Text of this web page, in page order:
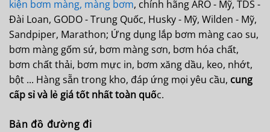
kiện bơm màng, màng bơm, chính hãng ARO - Mỹ, TDS -
Đài Loan, GODO - Trung Quốc, Husky - Mỹ, Wilden - Mỹ,
Sandpiper, Marathon; Ứng dụng lắp bơm màng cao su,
bơm màng gốm sứ, bơm màng sơn, bơm hóa chất,
bơm chất thải, bơm mực in, bơm xăng dầu, keo, nhớt,
bột ... Hàng sẵn trong kho, đáp ứng mọi yêu cầu, cung
cấp sỉ và lẻ giá tốt nhất toàn quốc.
Bản đồ đường đi